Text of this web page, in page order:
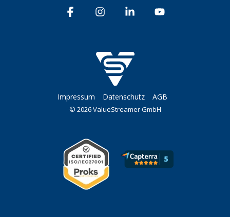
Impressum Datenschutz AGB
© 2026 ValueStreamer GmbH
FacebookInstagramLinkedin